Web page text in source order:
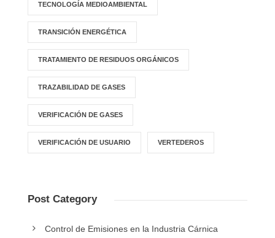
TECNOLOGÍA MEDIOAMBIENTAL
TRANSICIÓN ENERGÉTICA
TRATAMIENTO DE RESIDUOS ORGÁNICOS
TRAZABILIDAD DE GASES
VERIFICACIÓN DE GASES
VERIFICACIÓN DE USUARIO VERTEDEROS
Post Category
Control de Emisiones en la Industria Cárnica